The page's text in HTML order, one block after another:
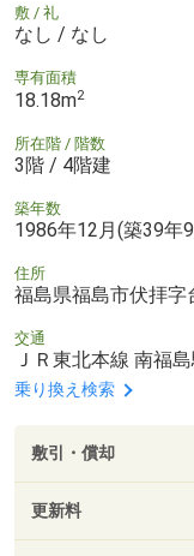
敷 / 礼
なし / なし
専有面積
18.18m2
所在階 / 階数
3階 / 4階建
築年数
1986年12月(築39年
住所
福島県福島市伏拝
交通
ＪＲ東北本線 南福
乗り換え検索
敷引・償却
更新料